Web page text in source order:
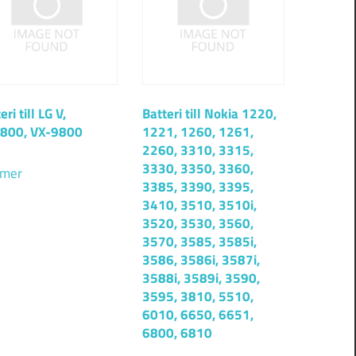
till LG V,
VX-9800
Batteri till Nokia 1220,
1221, 1260, 1261,
2260, 3310, 3315,
3330, 3350, 3360,
3385, 3390, 3395,
3410, 3510, 3510i,
3520, 3530, 3560,
3570, 3585, 3585i,
3586, 3586i, 3587i,
3588i, 3589i, 3590,
3595, 3810, 5510,
6010, 6650, 6651,
6800, 6810